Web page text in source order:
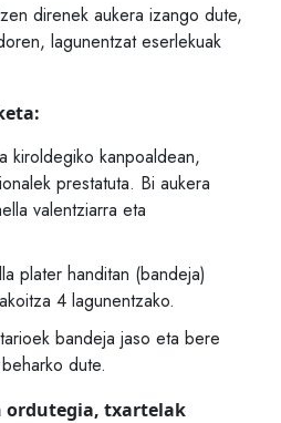
direnek aukera izango dute,
lagunentzat eserlekuak
kiroldegiko kanpoaldean,
prestatuta. Bi aukera
valentziarra eta
plater handitan (bandeja)
4 lagunentzako.
bandeja jaso eta bere
dute.
ordutegia, txartelak